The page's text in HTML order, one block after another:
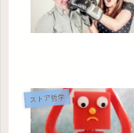
ストア哲学